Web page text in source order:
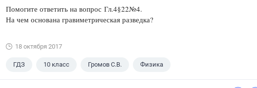
Помогите ответить на вопрос Гл.4§22№4.
На чем основана гравиметрическая разведка?
18 октября 2017
ГДЗ 10 класс Громов С.В. Физика